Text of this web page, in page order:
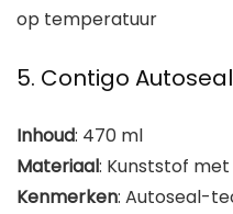
op temperatuur
5. Contigo
Inhoud: 470 ml
Materiaal: Kunststof
Kenmerken: Autoseal-